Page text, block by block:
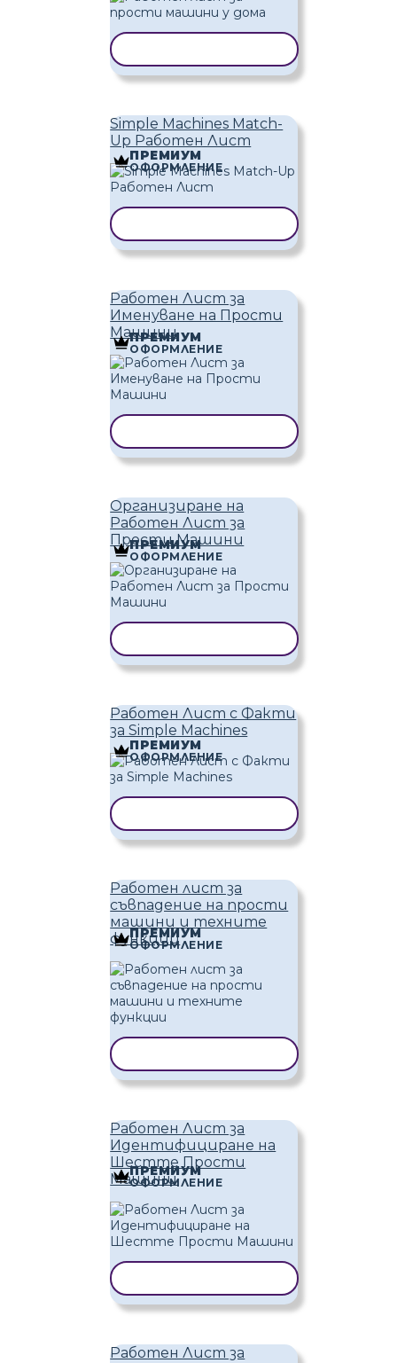
Simple Machines Match-
Up Работен Лист
ПРЕМИУМ
ОФОРМЛЕНИЕ
Работен Лист за
Именуване на Прости
Машини
ПРЕМИУМ
ОФОРМЛЕНИЕ
Организиране на
Работен Лист за
Прости Машини
ПРЕМИУМ
ОФОРМЛЕНИЕ
Работен Лист с Факти
за Simple Machines
ПРЕМИУМ
ОФОРМЛЕНИЕ
Работен лист за
съвпадение на прости
машини и техните
функции
ПРЕМИУМ
ОФОРМЛЕНИЕ
Работен Лист за
Идентифициране на
Шестте Прости
Машини
ПРЕМИУМ
ОФОРМЛЕНИЕ
Работен Лист за